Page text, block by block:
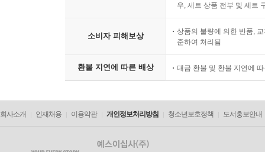
우, 세트 상품 전부 및 세트
소비자 피해보상
상품의 불량에 의한 반품,
준하여 처리됨
환불 지연에 따른 배상 대금 환불 및 환불 지연에
회사소개 인재채용 이용약관 개인정보처리방침 청소년보호정책 도서홍보안내